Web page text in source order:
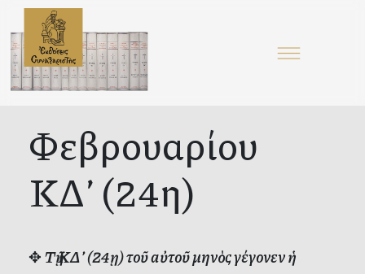
Φεβρουαρίου
ΚΔ’ (24η)
✥Τῇ ΚΔ’ (24ῃ) τοῦ αὐτοῦ μηνὸς γέγονεν ἡ